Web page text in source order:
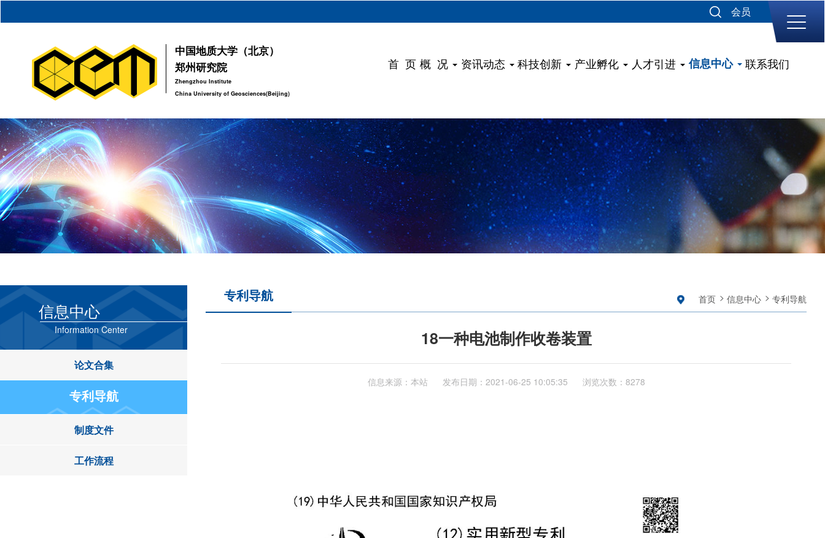
会员
中国地质大学（北京）
郑州研究院
Zhengzhou Institute
China University of Geosciences(Beijing)
首 页 概 况 资讯动态 科技创新 产业孵化 人才引进 信息中心 联系我们
信息中心
Information Center
论文合集
专利导航
制度文件
工作流程
专利导航 首页 信息中心 专利导航
18一种电池制作收卷装置
信息来源：本站 发布日期： 2021-06-25 10:05:35 浏览次数：8278